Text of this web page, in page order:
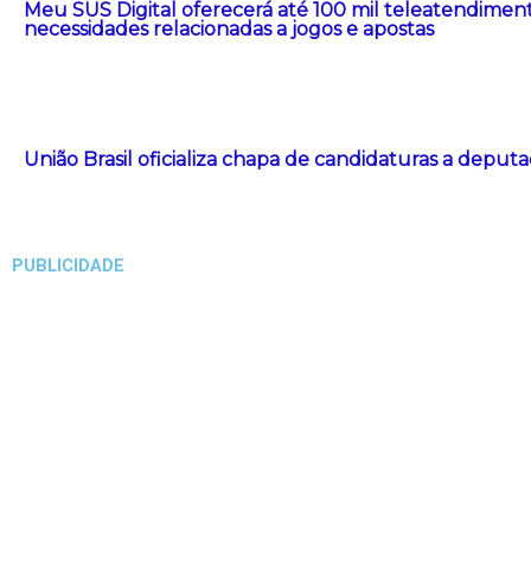
Meu SUS Digital oferecerá até 100 mil
necessidades relacionadas a jogos e apostas
União Brasil oficializa chapa de candidaturas a
PUBLICIDADE